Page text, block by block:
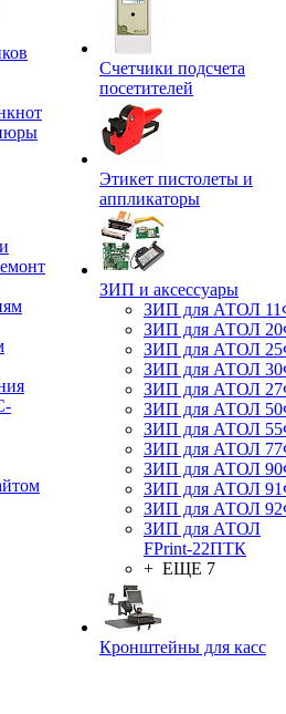
Счетчики подсчета
посетителей
Этикет пистолеты и
аппликаторы
ЗИП и аксессуары
ЗИП для АТОЛ
ЗИП для АТОЛ
ЗИП для АТОЛ
ЗИП для АТОЛ
ЗИП для АТОЛ
ЗИП для АТОЛ
ЗИП для АТОЛ
ЗИП для АТОЛ
ЗИП для АТОЛ
ЗИП для АТОЛ
ЗИП для АТОЛ
ЗИП для АТОЛ
FPrint-22ПТК
+ ЕЩЕ 7
Кронштейны для касс